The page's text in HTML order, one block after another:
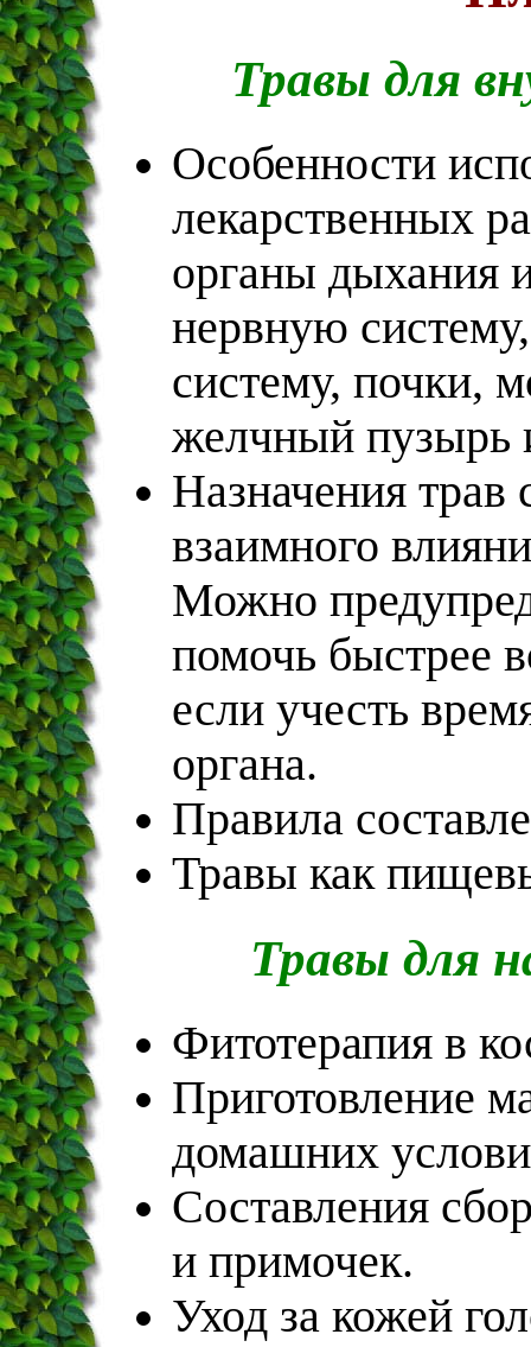
Травы для
Особенности
лекарственных
органы дыхания
нервную
систему, почки,
желчный пузырь
Назначения трав
взаимного
Можно
помочь быстрее
если учесть
органа.
Правила
Травы как
Травы для
Фитотерапия в
Приготовление
домашних
Составления
и примочек.
Уход за кожей